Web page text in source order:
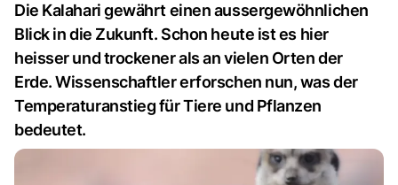
Die Kalahari gewährt einen aussergewöhnlichen
Blick in die Zukunft. Schon heute ist es hier
heisser und trockener als an vielen Orten der
Erde. Wissenschaftler erforschen nun, was der
Temperaturanstieg für Tiere und Pflanzen
bedeutet.